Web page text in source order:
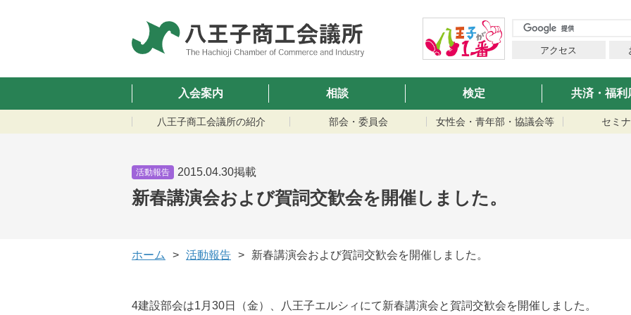
アクセス
入会案内 相談 検定 共済・福利
八王子商工会議所の紹介 部会・委員会 女性会・青年部・協議会等 セミ
活動報告 2015.04.30掲載
新春講演会および賀詞交歓会を開催しました。
ホーム 活動報告 新春講演会および賀詞交歓会を開催しました。
4建設部会は1月30日（金）、八王子エルシィにて新春講演会と賀詞交歓会を開催しました。